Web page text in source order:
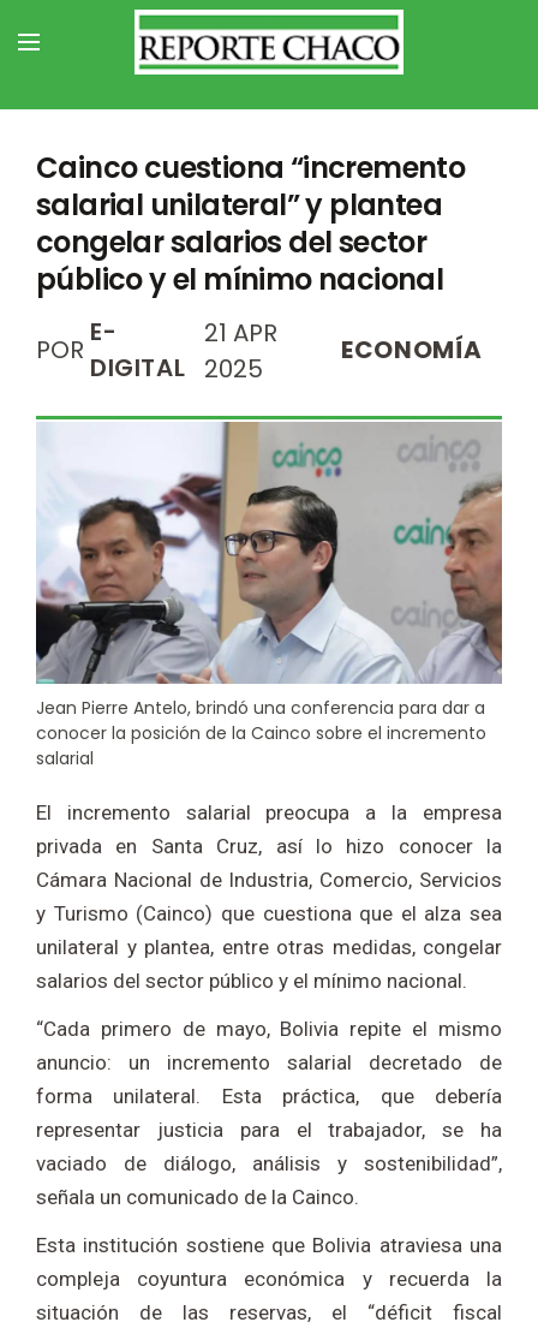
Cainco cuestiona “incremento
salarial unilateral” y plantea
congelar salarios del sector
público y el mínimo nacional
POR
E-
DIGITAL
21 APR
2025
ECONOMÍA
Jean Pierre Antelo, brindó una conferencia para dar a
conocer la posición de la Cainco sobre el incremento
salarial
El incremento salarial preocupa a la empresa
privada en Santa Cruz, así lo hizo conocer la
Cámara Nacional de Industria, Comercio, Servicios
y Turismo (Cainco) que cuestiona que el alza sea
unilateral y plantea, entre otras medidas, congelar
salarios del sector público y el mínimo nacional.
“Cada primero de mayo, Bolivia repite el mismo
anuncio: un incremento salarial decretado de
forma unilateral. Esta práctica, que debería
representar justicia para el trabajador, se ha
vaciado de diálogo, análisis y sostenibilidad”,
señala un comunicado de la Cainco.
Esta institución sostiene que Bolivia atraviesa una
compleja coyuntura económica y recuerda la
situación de las reservas, el “déficit fiscal